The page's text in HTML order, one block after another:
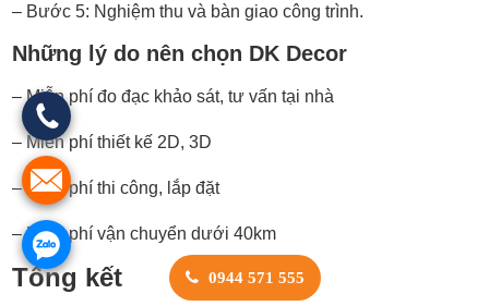
– Bước 5: Nghiệm thu và bàn giao công trình.
Những lý do nên chọn DK Decor
– Miễn phí đo đạc khảo sát, tư vấn tại nhà
– Miễn phí thiết kế 2D, 3D
– Miễn phí thi công, lắp đặt
– Miễn phí vận chuyển dưới 40km
Tổng kết 0944 571 555